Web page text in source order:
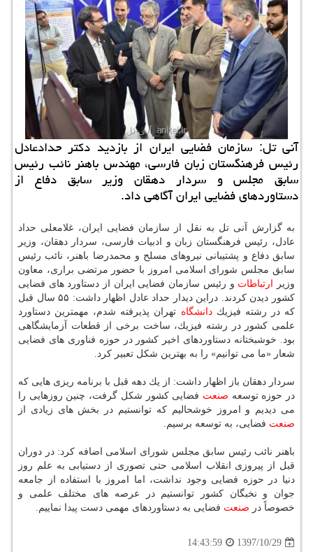
آنی تل: سازمان فضایی ایران از بازدید دكتر حدادعادل
رئیس فرهنگستان زبان فارسی، مهندس باهنر نائب رئیس
سابق مجلس و سردار دهقان وزیر سابق دفاع از
دستاوردهای فضایی ایران آگاهی داد.
به گزارش آنی تل به نقل از سازمان فضایی ایران، غلامعلی حداد
عادل، رئیس فرهنگستان زبان و ادبیات فارسی، سردار دهقان، وزیر
سابق دفاع و پشتیبانی نیروهای مسلح و محمدرضا باهنر، نائب رئیس
سابق مجلس شورای اسلامی امروز با حضور مرتضی براری، معاون
وزیر ارتباطات و رئیس سازمان فضایی ایران از دستاورد های فضایی
كشور دیدن كردند. دراین دیدار حداد عادل اظهار داشت: ۵۵ سال قبل
كه در رشته فیزیكدانشگاه تهران پذیرفته شدم، مهمترین دستاورد
علمی كشور در رشته فیزیك، ساخت برخی از قطعات آزمایشگاهی
بود. خوشبختانه دستاوردهای اخیر كشور در حوزه فناوری های فضایی
شعار «ما می توانیم» را به بهترین شكل تعبیر كرد.
سردار دهقان باز اظهار داشت: از یك دهه قبل با برنامه ریزی هایی كه
در حوزه توسعه صنعت فضایی كشور شكل گرفت، چنین روزهایی را
می دیدیم و امروز خوشحالیم كه توانستیم در بخش های زیادی از
صنعت فضایی، به توسعه برسیم.
باهنر نائب رئیس سابق مجلس شورای اسلامی اضافه كرد: در دوران
قبل از پیروزی انقلاب اسلامی حتی تصوری از دستیابی به علم روز
دنیا در حوزه فضایی وجود نداشت، اما امروز با استفاده از جامعه
جوان و نخبگان كشور توانستیم در عرصه های مختلف علمی و
خصوصاً در صنعت فضایی به دستاوردهای مهمی دست پیدا نماییم.
1397/10/29
14:43:59